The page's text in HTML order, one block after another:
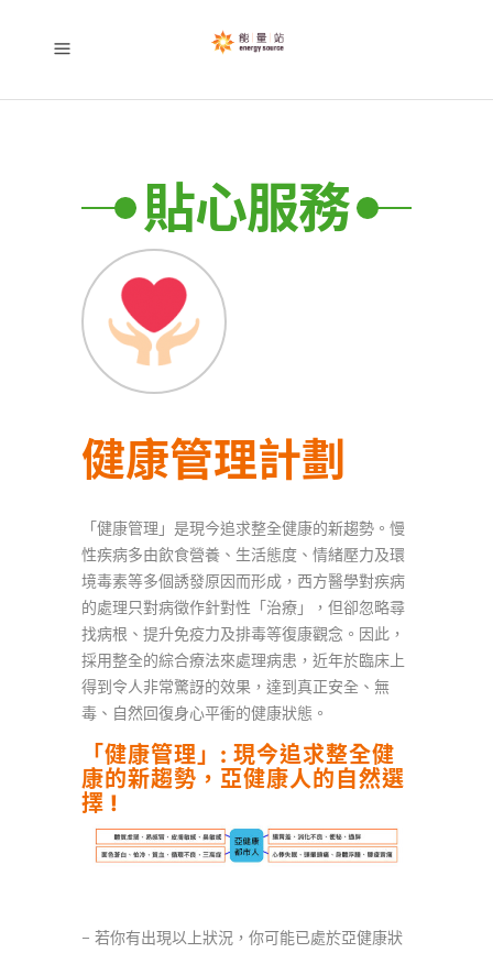
貼心服務
健康管理計劃
「健康管理」是現今追求整全健康的新趨勢。慢
性疾病多由飲食營養、生活態度、情緒壓力及環
境毒素等多個誘發原因而形成，西方醫學對疾病
的處理只對病徵作針對性「治療」，但卻忽略尋
找病根、提升免疫力及排毒等復康觀念。因此，
採用整全的綜合療法來處理病患，近年於臨床上
得到令人非常驚訝的效果，達到真正安全、無
毒、自然回復身心平衝的健康狀態。
「健康管理」: 現今追求整全健
康的新趨勢，亞健康人的自然選
擇 !
– 若你有出現以上狀況，你可能已處於亞健康狀